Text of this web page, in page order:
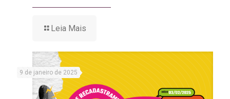
Leia Mais
9 de janeiro de 2025